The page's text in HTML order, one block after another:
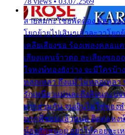
สายลมกะโชยพัดต้อง อีสาวห
โยกย้ายไปเสินๆเอ้าละวาโยก
เคลียเสียงซอ ร้องเพลงคลอแ
เสียงแคนจ้าวต่อ ละเสียงซอ
ใจหงษ์ทองยังว่าง จะมีใครบ้
หล่อเหลา ถึงแม้ ไม่หล่อเหล
รักเหนียวแน่นละถึงสิจนกะบ่
ยากฮ่วมกัน จนเงินไม่ใช่ขอ
หากพี่ชอบแล้วหนอ ติดต่อหง
น้องสักหน่อย อย่าให้คอยละเ